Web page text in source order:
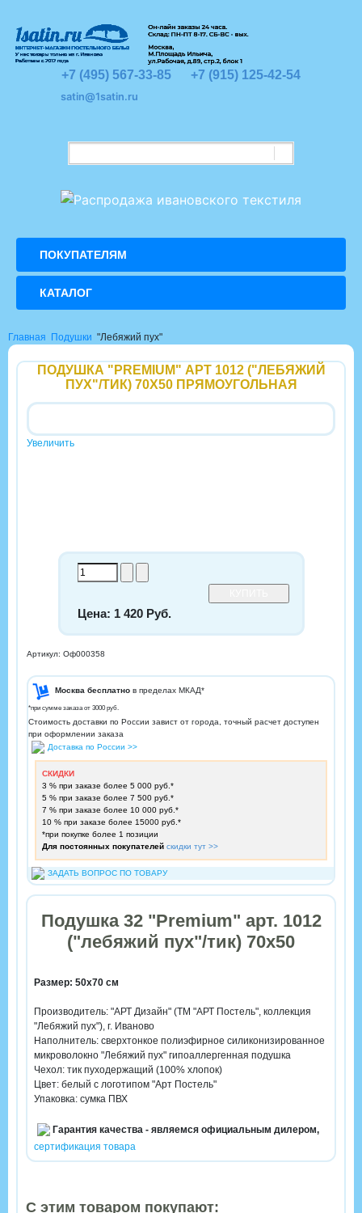
+7 (495) 567-33-85 +7 (915) 125-42-54
satin@1satin.ru
ПОКУПАТЕЛЯМ
КАТАЛОГ
Главная Подушки "Лебяжий пух"
ПОДУШКА "PREMIUM" АРТ 1012 ("ЛЕБЯЖИЙ
ПУХ"/ТИК) 70Х50 ПРЯМОУГОЛЬНАЯ
Увеличить
Цена: 1 420 Руб.
Артикул: Оф000358
Москва бесплатнов пределах МКАД*
*при сумме заказа от 3000 руб.
Стоимость доставки по России завист от города, точный расчет доступен
при оформлении заказа
Доставка по России >>
СКИДКИ
3 % при заказе более 5 000 руб.*
5 % при заказе более 7 500 руб.*
7 % при заказе более 10 000 руб.*
10 % при заказе более 15000 руб.*
*при покупке более 1 позиции
Для постоянных покупателейскидки тут >>
ЗАДАТЬ ВОПРОС ПО ТОВАРУ
Подушка 32 "Premium" арт. 1012
("лебяжий пух"/тик) 70х50
Размер: 50х70 см
Производитель: "АРТ Дизайн" (ТМ "АРТ Постель", коллекция
"Лебяжий пух"), г. Иваново
Наполнитель: сверхтонкое полиэфирное силиконизированное
микроволокно "Лебяжий пух" гипоаллергенная подушка
Чехол: тик пуходержащий (100% хлопок)
Цвет: белый с логотипом "Арт Постель"
Упаковка: сумка ПВХ
Гарантия качества - являемся официальным дилером,
сертификация товара
С этим товаром покупают: